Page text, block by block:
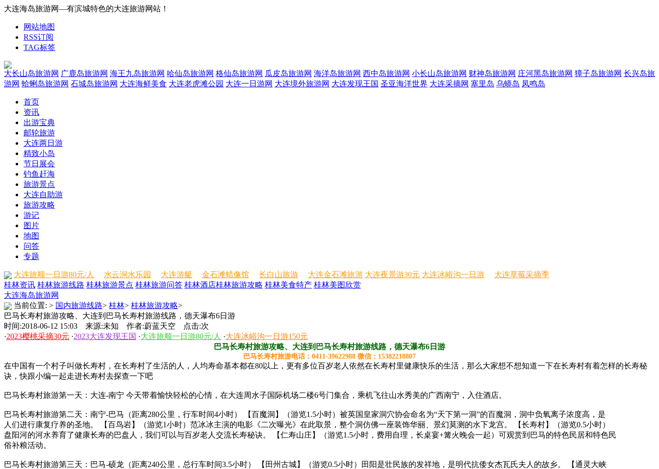
大连海岛旅游网—有滨城特色的大连旅游网站！
网站地图
RSS订阅
TAG标签
大长山岛旅游网 广鹿岛旅游网 海王九岛旅游网 哈仙岛旅游网 格仙岛旅游网 瓜皮岛旅游网 海洋岛旅游网 西中岛旅游网 小长山岛旅游网 财神岛旅游网 庄河黑岛旅游网 獐子岛旅游网 长兴岛旅
游网 蛤蜊岛旅游网 石城岛旅游网 大连海鲜美食 大连老虎滩公园 大连一日游网 大连境外旅游网 大连发现王国 圣亚海洋世界 大连采摘网 塞里岛 乌蟒岛 凤鸣岛
首页
资讯
出游宝典
邮轮旅游
大连两日游
精致小岛
节日展会
钓鱼赶海
旅游景点
大连自助游
旅游攻略
游记
图片
地图
问答
专题
大连旅顺一日游80元/人 水云涧水乐园 大连游艇 金石滩蜡像馆 长白山旅游 大连金石滩旅游 大连夜景游30元 大连冰峪沟一日游
大连草莓采摘季
桂林资讯 桂林旅游线路 桂林旅游景点 桂林旅游问答 桂林酒店桂林旅游攻略 桂林美食特产 桂林美图欣赏
大连海岛旅游网
当前位置: > 国内旅游线路> 桂林> 桂林旅游攻略>
巴马长寿村旅游攻略、大连到巴马长寿村旅游线路，德天瀑布6日游
时间:2018-06-12 15:03 来源:未知 作者:蔚蓝天空 点击:次
·2023樱桃采摘30元 ·2023大连发现王国 ·大连旅顺一日游80元/人 ·大连冰峪沟一日游150元
巴马长寿村旅游攻略、大连到巴马长寿村旅游线路，德天瀑布6日游
巴马长寿村旅游电话：0411-39622988 微信：15382218807
在中国有一个村子叫做长寿村，在长寿村了生活的人，人均寿命基本都在80以上，更有多位百岁老人依然在长寿村里健康快乐的生活，那么大家想不想知道一下在长寿村有着怎样的长寿秘
诀，快跟小编一起走进长寿村去探查一下吧
巴马长寿村旅游第一天：大连-南宁 今天带着愉快轻松的心情，在大连周水子国际机场二楼6号门集合，乘机飞往山水秀美的广西南宁，入住酒店。
巴马长寿村旅游第二天：南宁-巴马（距离280公里，行车时间4小时） 【百魔洞】（游览1.5小时）被英国皇家洞穴协会命名为“天下第一洞”的百魔洞，洞中负氧离子浓度高，是
人们进行康复疗养的圣地。 【百鸟岩】（游览1小时）范冰冰主演的电影《二次曝光》在此取景，整个洞仿佛一座装饰华丽、景幻莫测的水下龙宫。 【长寿村】（游览0.5小时）
盘阳河的河水养育了健康长寿的巴盘人，我们可以与百岁老人交流长寿秘诀。 【仁寿山庄】（游览1.5小时，费用自理，长桌宴+篝火晚会一起）可观赏到巴马的特色民居和特色民
俗补粮活动。
巴马长寿村旅游第三天：巴马-硕龙（距离240公里，总行车时间3.5小时） 【田州古城】（游览0.5小时）田阳是壮民族的发祥地，是明代抗倭女杰瓦氏夫人的故乡。 【通灵大峡